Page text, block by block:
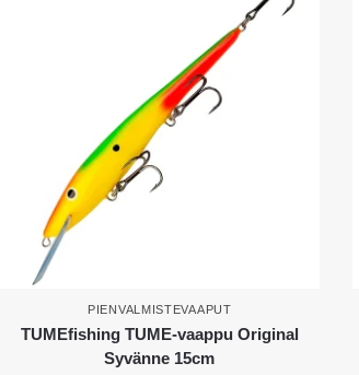
PIENVALMISTEVAAPUT
TUMEfishing TUME-vaappu Original
Syvänne 15cm